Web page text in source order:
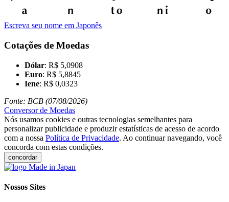
Escreva seu nome em Japonês
Cotações de Moedas
Dólar: R$ 5,0908
Euro: R$ 5,8845
Iene: R$ 0,0323
Fonte: BCB (07/08/2026)
Conversor de Moedas
Nós usamos cookies e outras tecnologias semelhantes para
personalizar publicidade e produzir estatísticas de acesso de acordo
com a nossa Política de Privacidade. Ao continuar navegando, você
concorda com estas condições.
concordar
Nossos Sites